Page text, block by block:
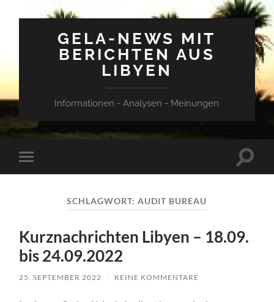
GELA-NEWS MIT
BERICHTEN AUS
LIBYEN
Informationen - Analysen - Meinungen
Mobile-
Menü
SCHLAGWORT:AUDIT BUREAU
Kurznachrichten Libyen – 18.09.
bis 24.09.2022
25. SEPTEMBER 2022 / KEINE KOMMENTARE